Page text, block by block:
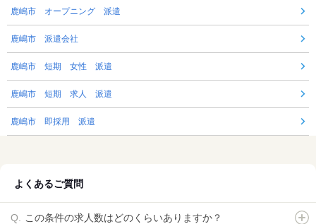
鹿嶋市 オープニング 派遣
鹿嶋市 派遣会社
鹿嶋市 短期 女性 派遣
鹿嶋市 短期 求人 派遣
鹿嶋市 即採用 派遣
よくあるご質問
この条件の求人数はどのくらいありますか？